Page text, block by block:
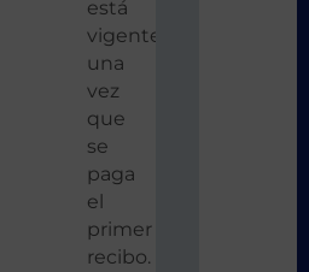
está
vigente
una
vez
que
se
paga
el
primer
recibo.